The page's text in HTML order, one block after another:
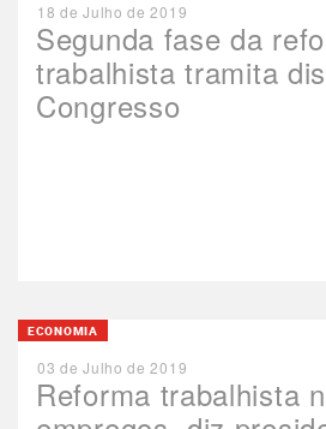
Segunda fase da
trabalhista tramita
Congresso
18 de Julho de 2019
Reforma trabalhista
ECONOMIA
03 de Julho de 2019